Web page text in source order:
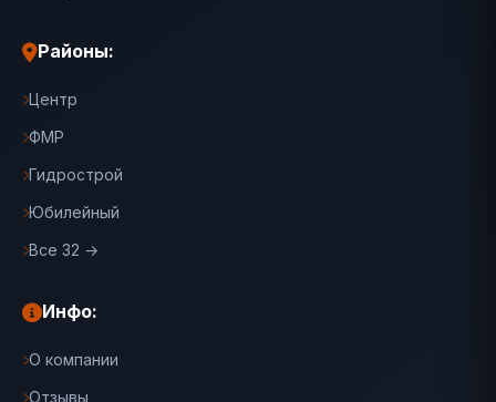
Районы:
Центр
ФМР
Гидрострой
Юбилейный
Все 32 →
Инфо:
О компании
Отзывы